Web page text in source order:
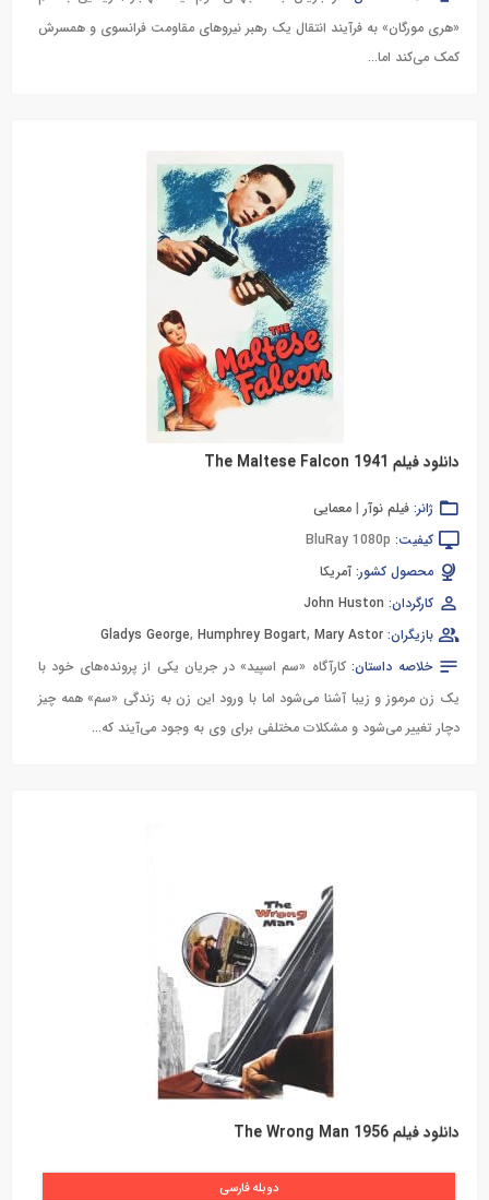
«هری مورگان» به فرآیند انتقال یک رهبر نیروهای مقاومت فرانسوی و همسرش
کمک می‌کند اما...
دانلود فیلم The Maltese Falcon 1941
ژانر: فیلم نوآر | معمایی
کیفیت: BluRay 1080p
محصول کشور: آمریکا
کارگردان: John Huston
بازیگران:
Gladys George, Humphrey Bogart, Mary Astor
خلاصه داستان:کارآگاه «سم اسپید» در جریان یکی از پرونده‌های خود با
یک زن مرموز و زیبا آشنا می‌شود اما با ورود این زن به زندگی «سم» همه چیز
دچار تغییر می‌شود و مشکلات مختلفی برای وی به وجود می‌آیند که...
دانلود فیلم The Wrong Man 1956
دوبله فارسی